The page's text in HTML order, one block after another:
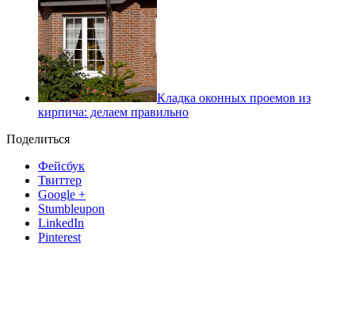
Кладка оконных проемов из
кирпича: делаем правильно
Поделиться
Фейсбук
Твиттер
Google +
Stumbleupon
LinkedIn
Pinterest